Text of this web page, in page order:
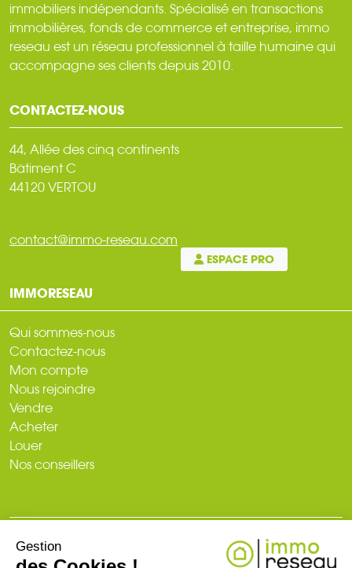
immobiliers indépendants. Spécialisé en transactions
immobilières, fonds de commerce et entreprise, immo
reseau est un réseau professionnel à taille humaine qui
accompagne ses clients depuis 2010.
CONTACTEZ-NOUS
44, Allée des cinq continents
Bâtiment C
44120 VERTOU
contact@immo-reseau.com
ESPACE PRO
IMMORESEAU
Qui sommes-nous
Contactez-nous
Mon compte
Nous rejoindre
Vendre
Acheter
Louer
Nos conseillers
Plan du site
Mentions légales
Gestion